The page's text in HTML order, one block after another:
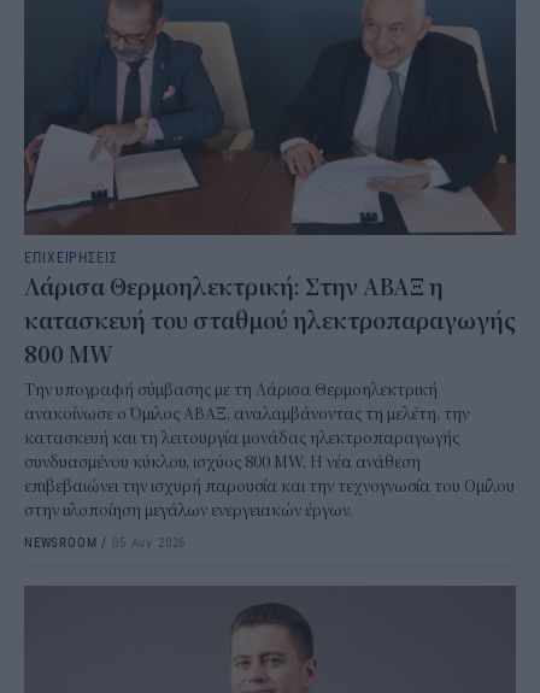
ΕΠΙΧΕΙΡΗΣΕΙΣ
Λάρισα Θερμοηλεκτρική: Στην ΑΒΑΞ η
κατασκευή του σταθμού ηλεκτροπαραγωγής
800 MW
Την υπογραφή σύμβασης με τη Λάρισα Θερμοηλεκτρική
ανακοίνωσε ο Όμιλος ΑΒΑΞ, αναλαμβάνοντας τη μελέτη, την
κατασκευή και τη λειτουργία μονάδας ηλεκτροπαραγωγής
συνδυασμένου κύκλου, ισχύος 800 MW. Η νέα ανάθεση
επιβεβαιώνει την ισχυρή παρουσία και την τεχνογνωσία του Ομίλου
στην υλοποίηση μεγάλων ενεργειακών έργων.
NEWSROOM / 05 Αυγ 2026